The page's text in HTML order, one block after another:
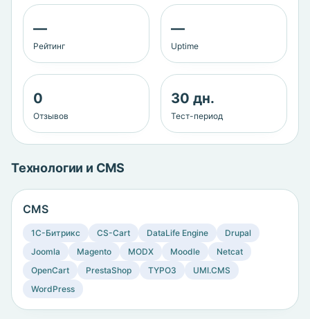
—
Рейтинг
—
Uptime
0
Отзывов
30 дн.
Тест-период
Технологии и CMS
CMS
1C-Битрикс CS-Cart DataLife Engine
Drupal
Joomla
Magento MODX Moodle
Netcat
OpenCart
PrestaShop TYPO3
UMI.CMS
WordPress